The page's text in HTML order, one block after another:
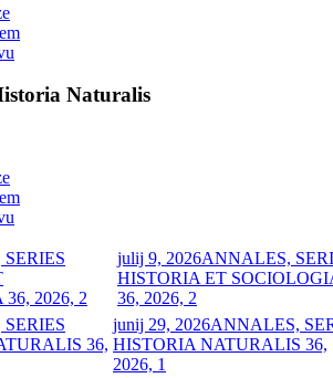
Naturalis
julij 9, 2026ANNALES,
HISTORIA ET
36, 2026, 2
junij 29, 2026ANNALES,
HISTORIA NATURALIS 36,
2026, 1